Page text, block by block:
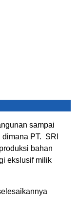
sampai
PT. SRI
bahan
ekslusif milik